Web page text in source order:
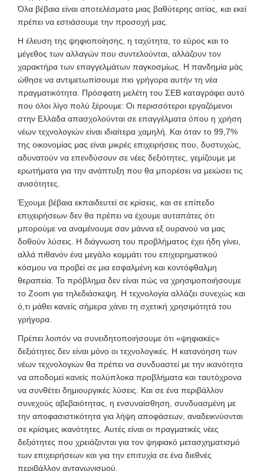
Όλα βέβαια είναι αποτελέσματα μιας βαθύτερης αιτίας, και εκεί
πρέπει να εστιάσουμε την προσοχή μας.
Η έλευση της ψηφιοποίησης, η ταχύτητα, το εύρος και το
μέγεθος των αλλαγών που συντελούνται, αλλάζουν τον
χαρακτήρα των επαγγελμάτων παγκοσμίως. Η πανδημία μάς
ώθησε να αντιμετωπίσουμε πιο γρήγορα αυτήν τη νέα
πραγματικότητα. Πρόσφατη μελέτη του ΣΕΒ καταγράφει αυτό
που όλοι λίγο πολύ ξέρουμε: Οι περισσότεροι εργαζόμενοι
στην Ελλάδα απασχολούνται σε επαγγέλματα όπου η χρήση
νέων τεχνολογιών είναι ιδιαίτερα χαμηλή. Και όταν το 99,7%
της οικονομίας μας είναι μικρές επιχειρήσεις που, δυστυχώς,
αδυνατούν να επενδύσουν σε νέες δεξιότητες, γεμίζουμε με
ερωτήματα για την ανάπτυξη που θα μπορέσει να μειώσει τις
ανισότητες.
Έχουμε βέβαια εκπαιδευτεί σε κρίσεις, και σε επίπεδο
επιχειρήσεων δεν θα πρέπει να έχουμε αυταπάτες ότι
μπορούμε να αναμένουμε σαν μάννα εξ ουρανού να μας
δοθούν λύσεις. Η διάγνωση του προβλήματος έχει ήδη γίνει,
αλλά πιθανόν ένα μεγάλο κομμάτι του επιχειρηματικού
κόσμου να προβεί σε μια εσφαλμένη και κοντόφθαλμη
θεραπεία. Το πρόβλημα δεν είναι πώς να χρησιμοποιήσουμε
το Zoom για τηλεδιάσκεψη. Η τεχνολογία αλλάζει συνεχώς και
ό,τι μάθει κανείς σήμερα χάνει τη σχετική χρησιμότητά του
γρήγορα.
Πρέπει λοιπόν να συνειδητοποιήσουμε ότι «ψηφιακές»
δεξιότητες δεν είναι μόνο οι τεχνολογικές. Η κατανόηση των
νέων τεχνολογιών θα πρέπει να συνδυαστεί με την ικανότητα
να αποδομεί κανείς πολύπλοκα προβλήματα και ταυτόχρονα
να συνθέτει δημιουργικές λύσεις. Και σε ένα περιβάλλον
συνεχούς αβεβαιότητας, η ενσυναίσθηση, συνδυασμένη με
την αποφασιστικότητα για λήψη αποφάσεων, αναδεικνύονται
σε κρίσιμες ικανότητες. Αυτές είναι οι πραγματικές νέες
δεξιότητες που χρειάζονται για τον ψηφιακό μετασχηματισμό
των επιχειρήσεων και για την επιτυχία σε ένα διεθνές
περιβάλλον ανταγωνισμού.